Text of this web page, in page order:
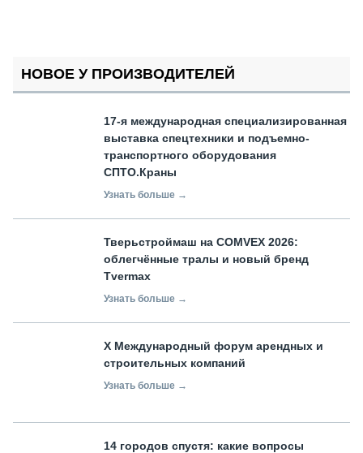
НОВОЕ У ПРОИЗВОДИТЕЛЕЙ
17-я международная специализированная
выставка спецтехники и подъемно-
транспортного оборудования
СПТО.Краны
Узнать больше →
Тверьстроймаш на COMVEX 2026:
облегчённые тралы и новый бренд
Tvermax
Узнать больше →
X Международный форум арендных и
строительных компаний
Узнать больше →
14 городов спустя: какие вопросы